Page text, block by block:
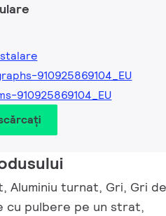
910925869104_EU
910925869104_EU
Aluminiu turnat, Gri, Gri
cu pulbere pe un strat,